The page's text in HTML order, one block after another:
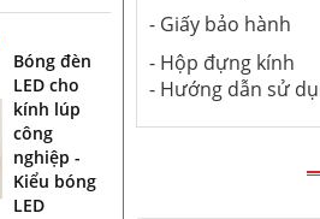
- Giấy bảo hành
- Hộp đựng kính
- Hướng dẫn sử
Bóng đèn
LED cho
kính lúp
công
nghiệp -
Kiểu bóng
LED